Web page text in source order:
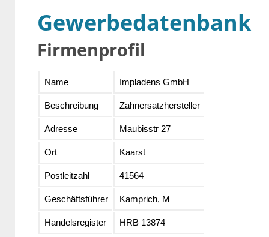
Gewerbedatenbank
Firmenprofil
Name Impladens GmbH
Beschreibung Zahnersatzhersteller
Adresse Maubisstr 27
Ort Kaarst
Postleitzahl 41564
Geschäftsführer Kamprich, M
Handelsregister HRB 13874